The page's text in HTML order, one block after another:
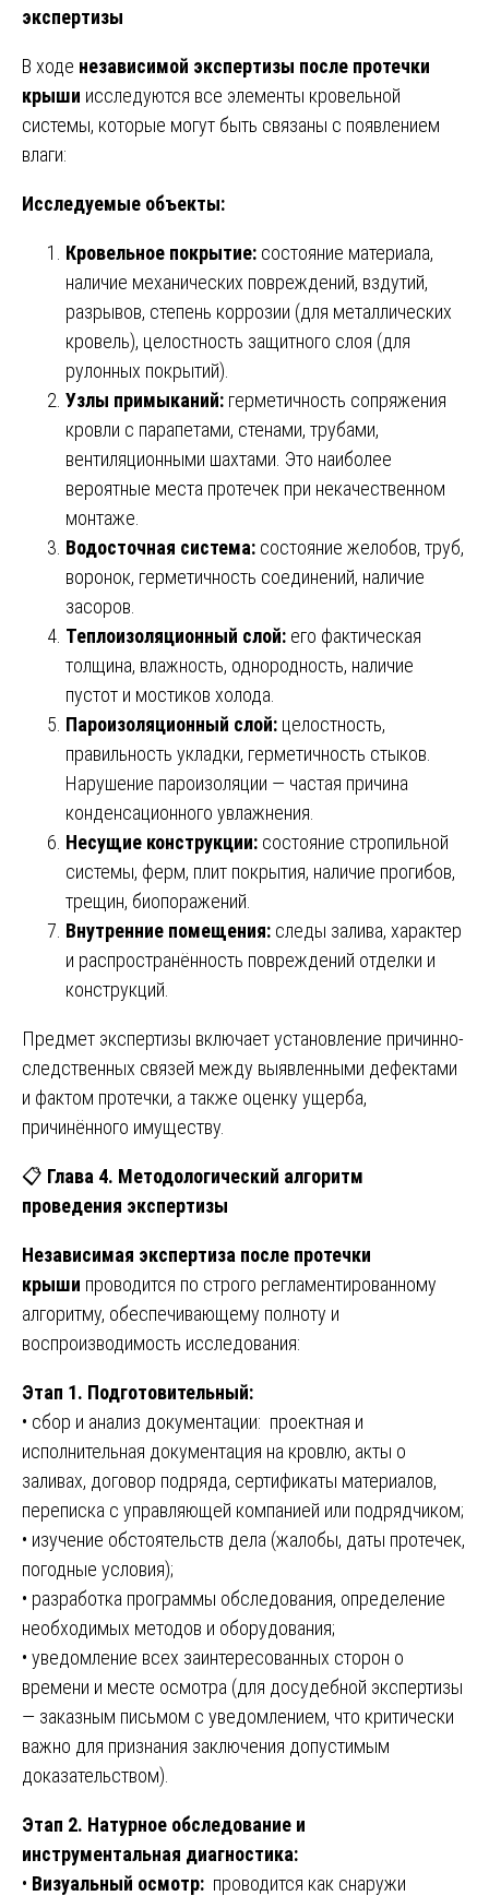
экспертизы
В ходе независимой экспертизы после протечки
крыши исследуются все элементы кровельной
системы, которые могут быть связаны с появлением
влаги:
Исследуемые объекты:
Кровельное покрытие: состояние материала,
наличие механических повреждений, вздутий,
разрывов, степень коррозии (для металлических
кровель), целостность защитного слоя (для
рулонных покрытий).
Узлы примыканий: герметичность сопряжения
кровли с парапетами, стенами, трубами,
вентиляционными шахтами. Это наиболее
вероятные места протечек при некачественном
монтаже.
Водосточная система: состояние желобов, труб,
воронок, герметичность соединений, наличие
засоров.
Теплоизоляционный слой: его фактическая
толщина, влажность, однородность, наличие
пустот и мостиков холода.
Пароизоляционный слой: целостность,
правильность укладки, герметичность стыков.
Нарушение пароизоляции — частая причина
конденсационного увлажнения.
Несущие конструкции: состояние стропильной
системы, ферм, плит покрытия, наличие прогибов,
трещин, биопоражений.
Внутренние помещения: следы залива, характер
и распространённость повреждений отделки и
конструкций.
Предмет экспертизы включает установление причинно-
следственных связей между выявленными дефектами
и фактом протечки, а также оценку ущерба,
причинённого имуществу.
📋 Глава 4. Методологический алгоритм
проведения экспертизы
Независимая экспертиза после протечки
крыши проводится по строго регламентированному
алгоритму, обеспечивающему полноту и
воспроизводимость исследования:
Этап 1. Подготовительный:
• сбор и анализ документации: проектная и
исполнительная документация на кровлю, акты о
заливах, договор подряда, сертификаты материалов,
переписка с управляющей компанией или подрядчиком;
• изучение обстоятельств дела (жалобы, даты протечек,
погодные условия);
• разработка программы обследования, определение
необходимых методов и оборудования;
• уведомление всех заинтересованных сторон о
времени и месте осмотра (для досудебной экспертизы
— заказным письмом с уведомлением, что критически
важно для признания заключения допустимым
доказательством).
Этап 2. Натурное обследование и
инструментальная диагностика:
• Визуальный осмотр: проводится как снаружи